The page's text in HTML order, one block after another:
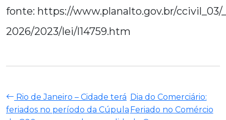
fonte: https://www.planalto.gov.br/ccivil_03/
2026/2023/lei/l14759.htm
Rio de Janeiro – Cidade terá
feriados no período da Cúpula
Dia do Comerciário:
Feriado no Comércio